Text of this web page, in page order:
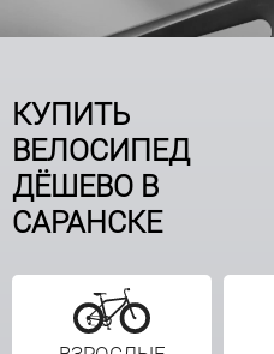
КУПИТЬ
ВЕЛОСИПЕД
ДЁШЕВО В
САРАНСКЕ